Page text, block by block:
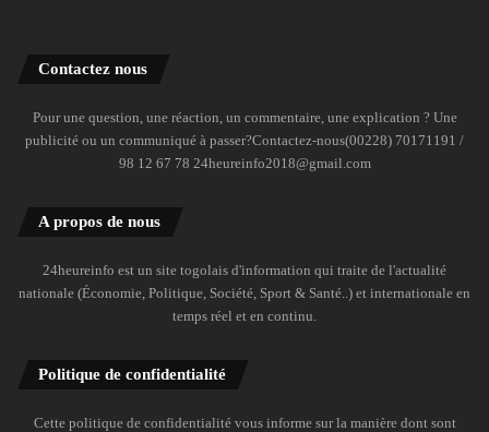
Contactez nous
Pour une question, une réaction, un commentaire, une explication ? Une
publicité ou un communiqué à passer?Contactez-nous(00228) 70171191 /
98 12 67 78 24heureinfo2018@gmail.com
A propos de nous
24heureinfo est un site togolais d'information qui traite de l'actualité
nationale (Économie, Politique, Société, Sport & Santé..) et internationale en
temps réel et en continu.
Politique de confidentialité
Cette politique de confidentialité vous informe sur la manière dont sont